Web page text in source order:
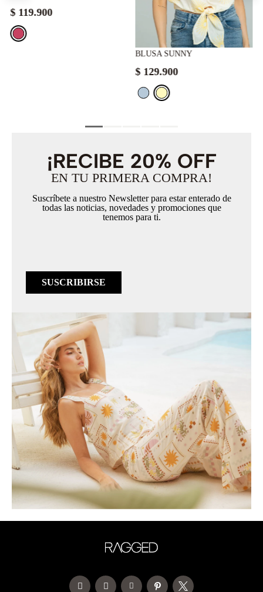
$ 119.900
BLUSA SUNNY
$ 129.900
¡RECIBE 20% OFF
EN TU PRIMERA COMPRA!
Suscríbete a nuestro Newsletter para estar enterado de
todas las noticias, novedades y promociones que
tenemos para ti.
SUSCRIBIRSE